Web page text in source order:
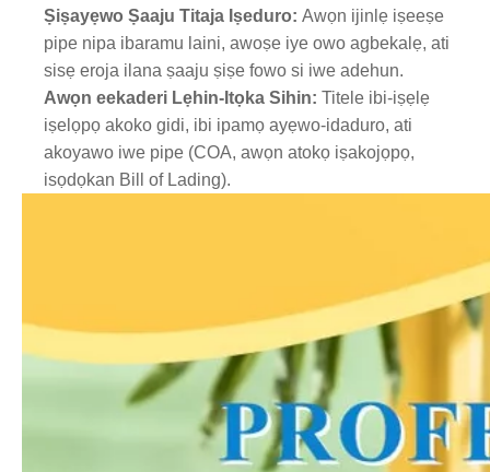
Ṣiṣayẹwo Ṣaaju Titaja Iṣeduro: Awọn ijinlẹ iṣeeṣe
pipe nipa ibaramu laini, awoṣe iye owo agbekalẹ, ati
sisẹ eroja ilana ṣaaju ṣiṣe fowo si iwe adehun.
Awọn eekaderi Lẹhin-Itọka Sihin: Titele ibi-iṣẹlẹ
iṣelọpọ akoko gidi, ibi ipamọ ayẹwo-idaduro, ati
akoyawo iwe pipe (COA, awọn atokọ iṣakojọpọ,
isọdọkan Bill of Lading).